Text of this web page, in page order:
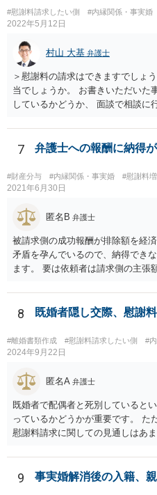
#慰謝料請求したい側 #内縁関係・事実婚
2022年5月12日
村山 大基 弁護士
＞慰謝料の請求はできますでしょ
当でしょうか。 お書きいただいた
しているかどうか、 面談で相談に
あるからです。 他方で、実際問題
生じているので、 厳密に婚約が
す。 相手としても、裁判までして
一定額を支払って円満に解決した
7 弁護士への報酬に納得
#財産分与 #内縁関係・事実婚 #慰謝料
2021年6月30日
匿名B 弁護士
被請求側の成功報酬が排除額を経
矛盾を孕んでいるので、納得でき
ます。 要は依頼者は請求側の主張
しておきながら、成功報酬の請求
側の主張額を基準にして排除額を
す。 ですので、被請求側の弁護士
対応継続月毎に報酬を受けたり、
いますが、そうなってくると弁護
センティブも確保するためには、
額ベースとするのではなく、弁護
３割くらいの確率で認められそう
ないと目くじらを立てる依頼者も
8 既婚者隠し交際、慰謝
#離婚書類作成 #慰謝料請求したい側 #
2024年9月22日
匿名A 弁護士
既婚者で配偶者と死別していると
っているかどうかが重要です。 た
慰謝料請求に関しての見通しはあ
9 事実婚解消後の入籍、